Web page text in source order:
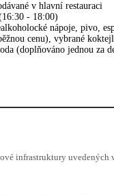
v hlavní restauraci
- 18:00)
nápoje, pivo,
cenu), vybrané
(doplňováno jednou za
infrastruktury uvedených